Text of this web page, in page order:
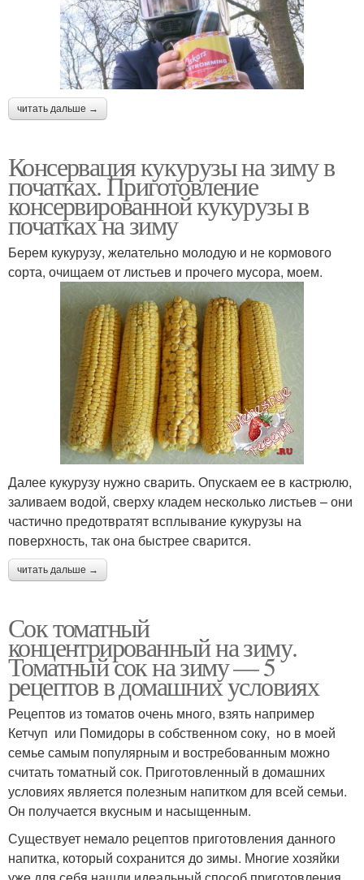
читать дальше →
Консервация кукурузы на зиму в
початках. Приготовление
консервированной кукурузы в
початках на зиму
Берем кукурузу, желательно молодую и не кормового
сорта, очищаем от листьев и прочего мусора, моем.
Далее кукурузу нужно сварить. Опускаем ее в кастрюлю,
заливаем водой, сверху кладем несколько листьев – они
частично предотвратят всплывание кукурузы на
поверхность, так она быстрее сварится.
читать дальше →
Сок томатный
концентрированный на зиму.
Томатный сок на зиму — 5
рецептов в домашних условиях
Рецептов из томатов очень много, взять например
Кетчуп или Помидоры в собственном соку, но в моей
семье самым популярным и востребованным можно
считать томатный сок. Приготовленный в домашних
условиях является полезным напитком для всей семьи.
Он получается вкусным и насыщенным.
Существует немало рецептов приготовления данного
напитка, который сохранится до зимы. Многие хозяйки